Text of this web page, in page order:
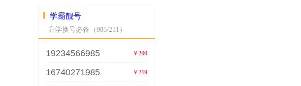
学霸靓号
升学换号必备（985/211）
19234566985 ￥200
16740271985 ￥219